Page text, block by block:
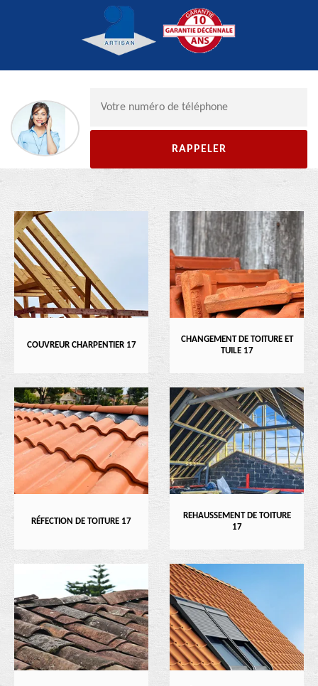
COUVREUR CHARPENTIER 17
CHANGEMENT DE TOITURE ET
TUILE 17
RÉFECTION DE TOITURE 17
REHAUSSEMENT DE TOITURE
17